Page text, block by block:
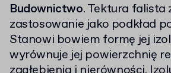
Budownictwo. Tektura falista
zastosowanie jako podkład
Stanowi bowiem formę jej
wyrównuje jej powierzchnię